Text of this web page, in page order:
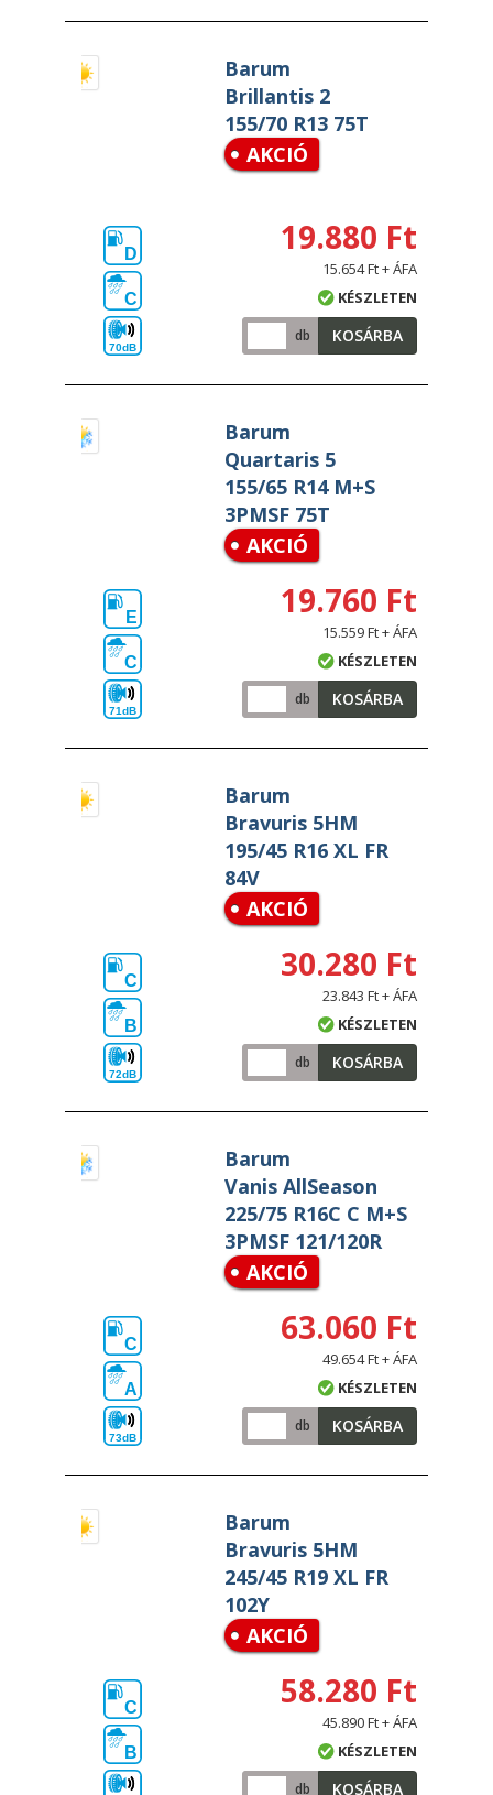
Barum
Brillantis 2
155/70 R13 75T
AKCIÓ
D
C
70dB
19.880 Ft
15.654 Ft + ÁFA
KÉSZLETEN
db KOSÁRBA
Barum
Quartaris 5
155/65 R14 M+S
3PMSF 75T
AKCIÓ
E
C
71dB
19.760 Ft
15.559 Ft + ÁFA
KÉSZLETEN
db KOSÁRBA
Barum
Bravuris 5HM
195/45 R16 XL FR
84V
AKCIÓ
C
B
72dB
30.280 Ft
23.843 Ft + ÁFA
KÉSZLETEN
db KOSÁRBA
Barum
Vanis AllSeason
225/75 R16C C M+S
3PMSF 121/120R
AKCIÓ
C
A
73dB
63.060 Ft
49.654 Ft + ÁFA
KÉSZLETEN
db KOSÁRBA
Barum
Bravuris 5HM
245/45 R19 XL FR
102Y
AKCIÓ
C
B
58.280 Ft
45.890 Ft + ÁFA
KÉSZLETEN
db KOSÁRBA